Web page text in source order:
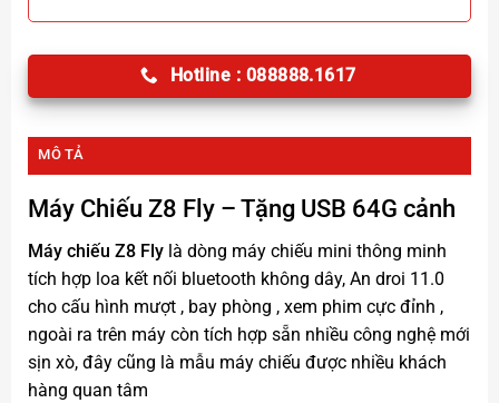
Hotline : 088888.1617
MÔ TẢ
Máy Chiếu Z8 Fly– Tặng USB 64G cảnh
Máy chiếu Z8 Flylà dòng máy chiếu mini thông minh
tích hợp loa kết nối bluetooth không dây, An droi 11.0
cho cấu hình mượt , bay phòng , xem phim cực đỉnh ,
ngoài ra trên máy còn tích hợp sẵn nhiều công nghệ mới
sịn xò, đây cũng là mẫu máy chiếu được nhiều khách
hàng quan tâm